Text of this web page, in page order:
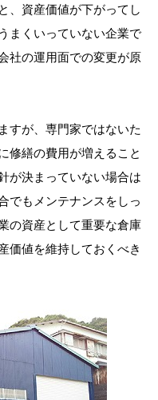
、資産価値が下がってし
まくいっていない企業で
社の運用面での変更が原
すが、専門家ではないた
修繕の費用が増えること
が決まっていない場合は
でもメンテナンスをしっ
の資産として重要な倉庫
価値を維持しておくべき